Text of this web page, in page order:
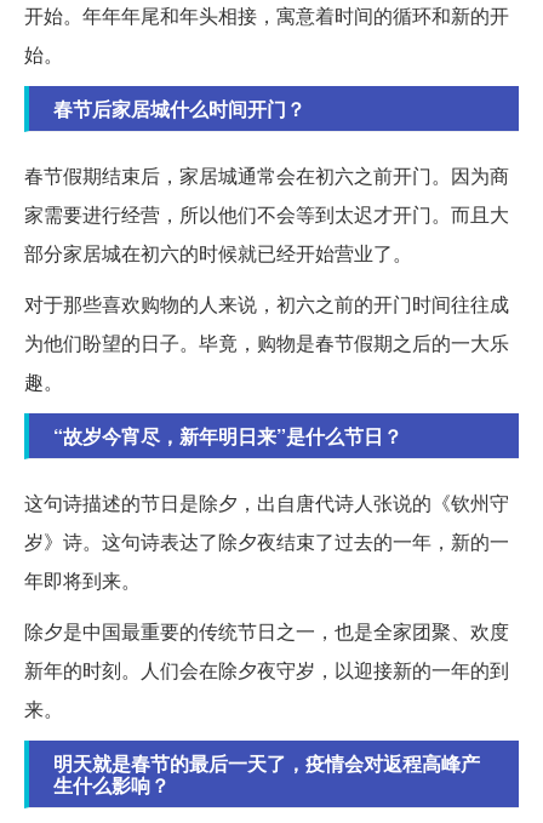
开始。年年年尾和年头相接，寓意着时间的循环和新的开
始。
春节后家居城什么时间开门？
春节假期结束后，家居城通常会在初六之前开门。因为商
家需要进行经营，所以他们不会等到太迟才开门。而且大
部分家居城在初六的时候就已经开始营业了。
对于那些喜欢购物的人来说，初六之前的开门时间往往成
为他们盼望的日子。毕竟，购物是春节假期之后的一大乐
趣。
“故岁今宵尽，新年明日来”是什么节日？
这句诗描述的节日是除夕，出自唐代诗人张说的《钦州守
岁》诗。这句诗表达了除夕夜结束了过去的一年，新的一
年即将到来。
除夕是中国最重要的传统节日之一，也是全家团聚、欢度
新年的时刻。人们会在除夕夜守岁，以迎接新的一年的到
来。
明天就是春节的最后一天了，疫情会对返程高峰产
生什么影响？